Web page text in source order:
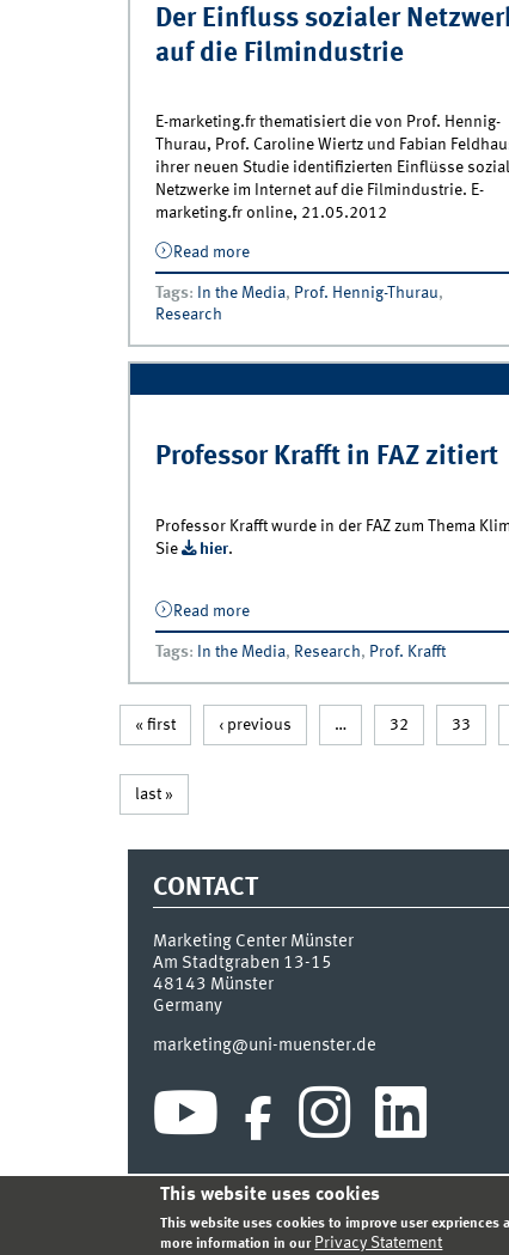
Der Einfluss sozialer
auf die Filmindustrie
E-marketing.fr thematisiert die von Prof. Hennig-
Thurau, Prof. Caroline Wiertz und Fabian
ihrer neuen Studie identifizierten Einflüsse
Netzwerke im Internet auf die Filmindustrie. E-
marketing.fr online, 21.05.2012
Read more
die Filmindustrie
Tags: In the Media, Prof. Hennig-Thurau,
Research
Professor Krafft in FAZ zitiert
Professor Krafft wurde in der FAZ zum Thema
Sie
hier.
Read more
Tags: In the Media, Research, Prof. Krafft
« first ‹ previous … 32 33
last »
CONTACT
Marketing Center Münster
Am Stadtgraben 13-15
48143 Münster
Germany
marketing@uni-muenster.de
INDEX SITEMAP LOGIN LEGAL NOTICE
This website uses cookies
This website uses cookies to improve user
more information in our Privacy Statement